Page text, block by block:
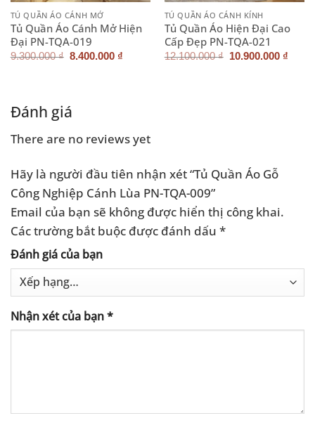
TỦ QUẦN ÁO CÁNH MỞ
Tủ Quần Áo Cánh Mở Hiện
Đại PN-TQA-019
9.300.000₫ Giá
8.400.000 ₫
TỦ QUẦN ÁO CÁNH KÍNH
Tủ Quần Áo Hiện Đại Cao
Cấp Đẹp PN-TQA-021
12.100.000₫ Giá
10.900.000 ₫
Đánh giá
There are no reviews yet
Hãy là người đầu tiên nhận xét “Tủ Quần Áo Gỗ
Công Nghiệp Cánh Lùa PN-TQA-009”
Email của bạn sẽ không được hiển thị công khai.
Các trường bắt buộc được đánh dấu *
Đánh giá của bạn
Nhận xét của bạn*